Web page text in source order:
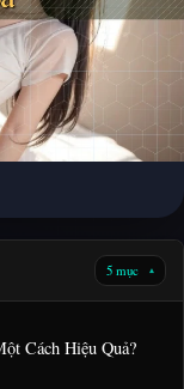
5 mục ▾
Cách Hiệu Quả?